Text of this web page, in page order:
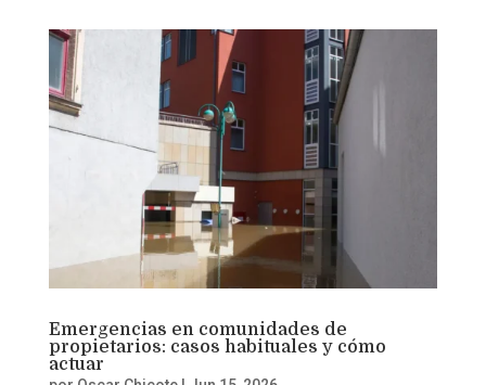
Emergencias en comunidades de
propietarios: casos habituales y cómo
actuar